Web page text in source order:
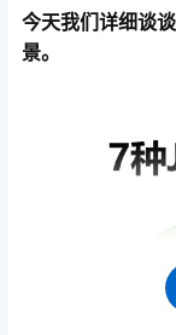
今天我们详细谈
景。